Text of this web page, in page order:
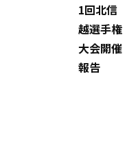
1回北信
越選手権
大会開催
報告